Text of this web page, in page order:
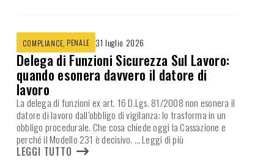
COMPLIANCE, PENALE 31 luglio 2026
Delega di Funzioni Sicurezza Sul Lavoro:
quando esonera davvero il datore di
lavoro
La delega di funzioni ex art. 16 D.Lgs. 81/2008 non esonera il
datore di lavoro dall’obbligo di vigilanza: lo trasforma in un
obbligo procedurale. Che cosa chiede oggi la Cassazione e
perché il Modello 231 è decisivo. … Leggi di più
LEGGI TUTTO